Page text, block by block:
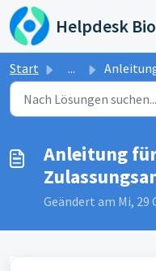
Zum hauptsächlichen
Start ... Anleitung für Einreichung
Anleitung
Geändert am Mi, 29